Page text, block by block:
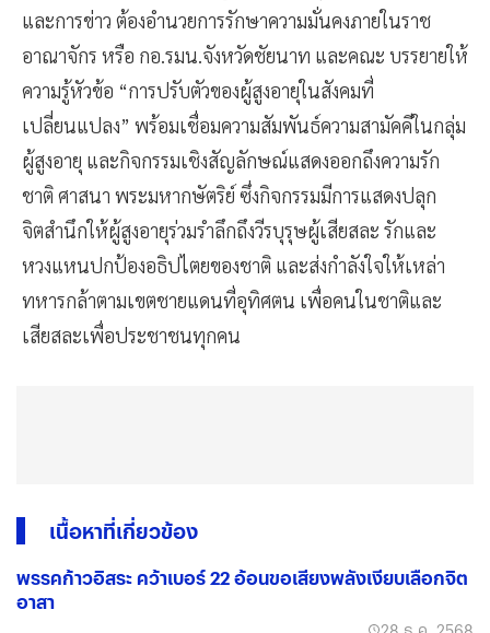
และการข่าว ต้องอำนวยการรักษาความมั่นคงภายในราช
อาณาจักร หรือ กอ.รมน.จังหวัดชัยนาท และคณะ บรรยายให้
ความรู้หัวข้อ “การปรับตัวของผู้สูงอายุในสังคมที่
เปลี่ยนแปลง” พร้อมเชื่อมความสัมพันธ์ความสามัคคีในกลุ่ม
ผู้สูงอายุ และกิจกรรมเชิงสัญลักษณ์แสดงออกถึงความรัก
ชาติ ศาสนา พระมหากษัตริย์ ซึ่งกิจกรรมมีการแสดงปลุก
จิตสำนึกให้ผู้สูงอายุร่วมรำลึกถึงวีรบุรุษผู้เสียสละ รักและ
หวงแหนปกป้องอธิปไตยของชาติ และส่งกำลังใจให้เหล่า
ทหารกล้าตามเขตชายแดนที่อุทิศตน เพื่อคนในชาติและ
เสียสละเพื่อประชาชนทุกคน
เนื้อหาที่เกี่ยวข้อง
พรรคก้าวอิสระ คว้าเบอร์ 22 อ้อนขอเสียงพลังเงียบเลือกจิต
อาสา